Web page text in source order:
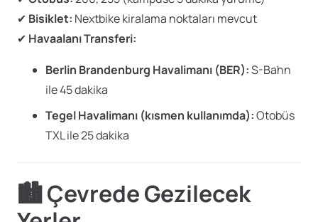
✔ Bisiklet: Nextbike kiralama noktaları mevcut
✔ Havaalanı Transferi:
Berlin Brandenburg Havalimanı (BER):S-Bahn
ile 45 dakika
Tegel Havalimanı (kısmen kullanımda):Otobüs
TXL ile 25 dakika
🏙️Çevrede Gezilecek